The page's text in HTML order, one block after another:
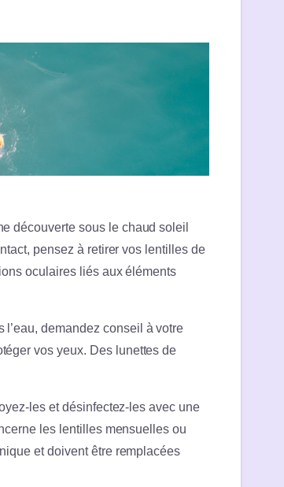
découverte sous le chaud soleil
pensez à retirer vos lentilles de
oculaires liés aux éléments
demandez conseil à votre
vos yeux. Des lunettes de
les et désinfectez-les avec une
les lentilles mensuelles ou
et doivent être remplacées